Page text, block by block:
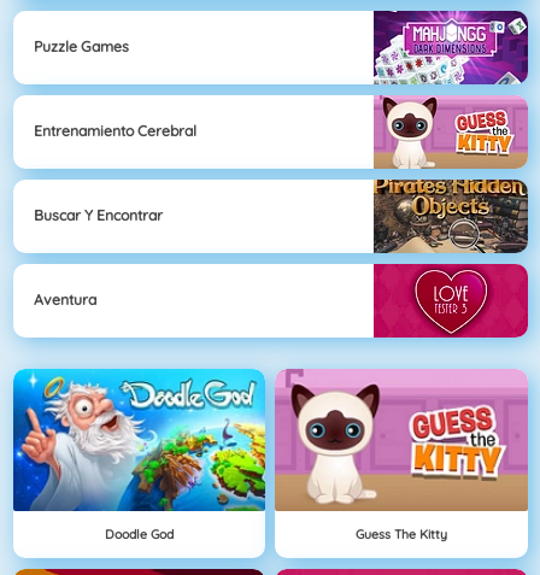
Puzzle Games
Entrenamiento Cerebral
Buscar Y Encontrar
Aventura
Doodle God Guess The Kitty